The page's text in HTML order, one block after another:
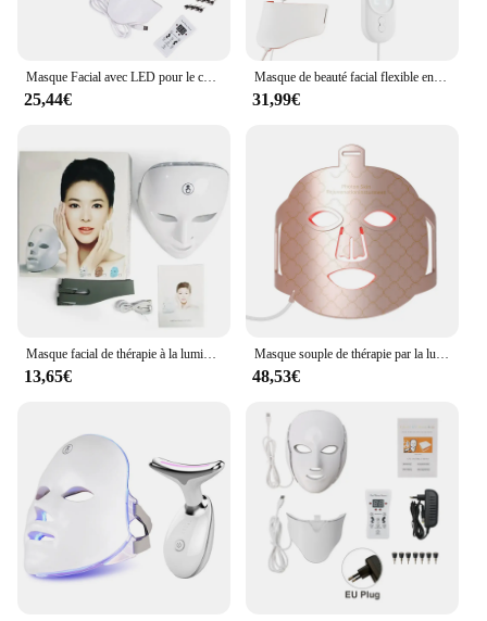
Masque Facial avec LED pour le cou, 7 couleurs, thérapie à la lumière, rajeunissement de la peau, Anti-acné, dispositif de beauté, Lifting du visage, massage ferme
25,44€
Masque de beauté facial flexible en silicone, lumière LED, 7 couleurs, photon rouge, thérapie par la lumière, soins de la peau, anti-acné
31,99€
Masque facial de thérapie à la lumière rouge pour le raffermissement de la peau, anti-âge, blanchissant, appareil de beauté à usage domestique, 7 couleurs LED
13,65€
Masque souple de thérapie par la lumière LED rouge, 4 en 1, infrarouge, silicone flexible, 4 documents, thérapie par LED, anti-âge, masque photonique avancé, IPX7, nouveau
48,53€